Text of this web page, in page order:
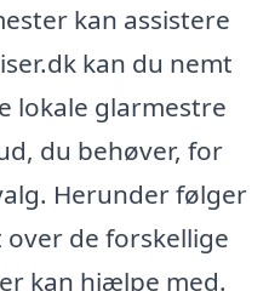
kan assistere
kan du nemt
lokale glarmestre
du behøver, for
Herunder følger
de forskellige
kan hjælpe med.